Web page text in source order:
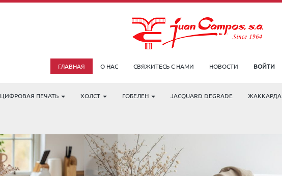
ГЛАВНАЯ О НАС СВЯЖИТЕСЬ С НАМИ НОВОСТИ ВОЙТИ
ЦИФРОВАЯ ПЕЧАТЬ ХОЛСТ ГОБЕЛЕН JACQUARD DEGRADE ЖАККАРДА